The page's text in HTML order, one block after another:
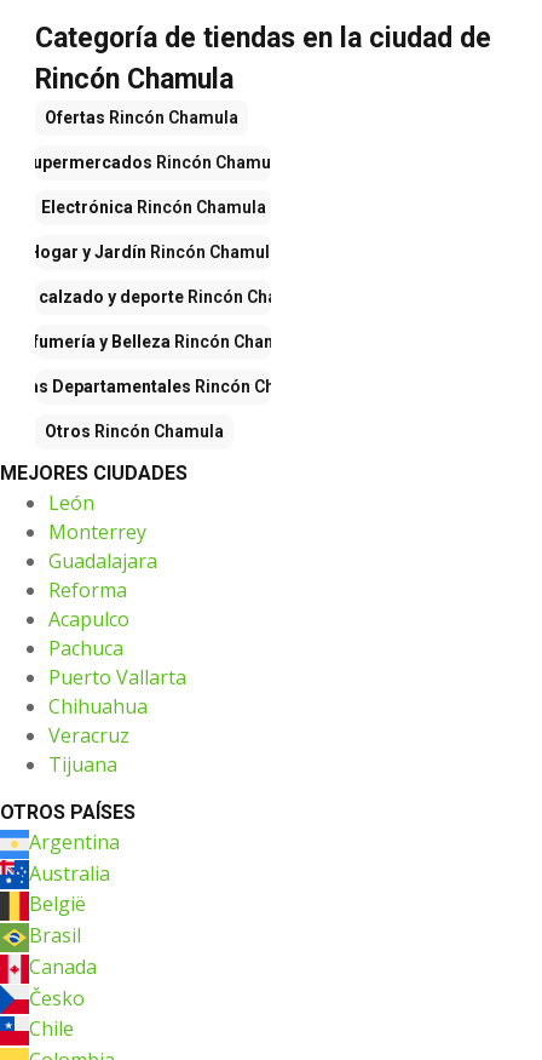
Categoría de tiendas en la ciudad de
Rincón Chamula
Ofertas Rincón Chamula
Supermercados Rincón Chamula
Electrónica Rincón Chamula
Hogar y Jardín Rincón Chamula
calzado y deporte Rincón Chamula
Perfumería y Belleza Rincón Chamula
Departamentales Rincón Chamula
Otros Rincón Chamula
MEJORES CIUDADES
León
Monterrey
Guadalajara
Reforma
Acapulco
Pachuca
Puerto Vallarta
Chihuahua
Veracruz
Tijuana
OTROS PAÍSES
Argentina
Australia
België
Brasil
Canada
Česko
Chile